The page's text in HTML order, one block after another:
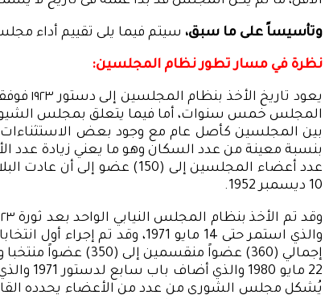
وتأسيساً على ما سبق، سيتم فيما يلى تقييم أداء
نظرة في مسار تطور نظام المجلسين:
يعود
المجلس خمس سنوات، أما فيما يتعلق بمجلس الشيوخ
بين المجلسين كأصل عام مع وجود بعض الاستثناءات،
10 ديسمبر 1952.